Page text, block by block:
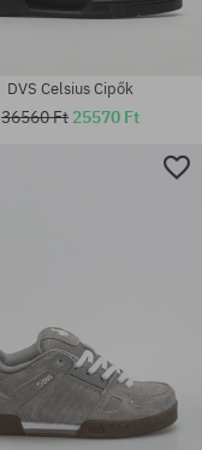
DVS Celsius Cipők
36560 Ft 25570 Ft